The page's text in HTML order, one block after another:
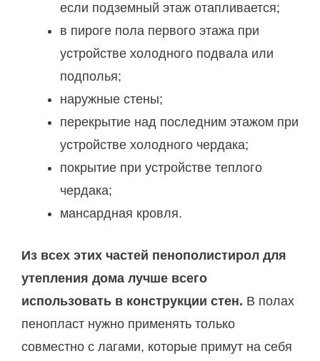
если подземный этаж отапливается;
в пироге пола первого этажа при
устройстве холодного подвала или
подполья;
наружные стены;
перекрытие над последним этажом при
устройстве холодного чердака;
покрытие при устройстве теплого
чердака;
мансардная кровля.
Из всех этих частей пенополистирол для
утепления дома лучше всего
использовать в конструкции стен. В полах
пенопласт нужно применять только
совместно с лагами, которые примут на себя